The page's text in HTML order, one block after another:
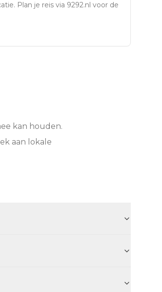
Plan je reis via 9292.nl voor de
kan houden.
aan lokale